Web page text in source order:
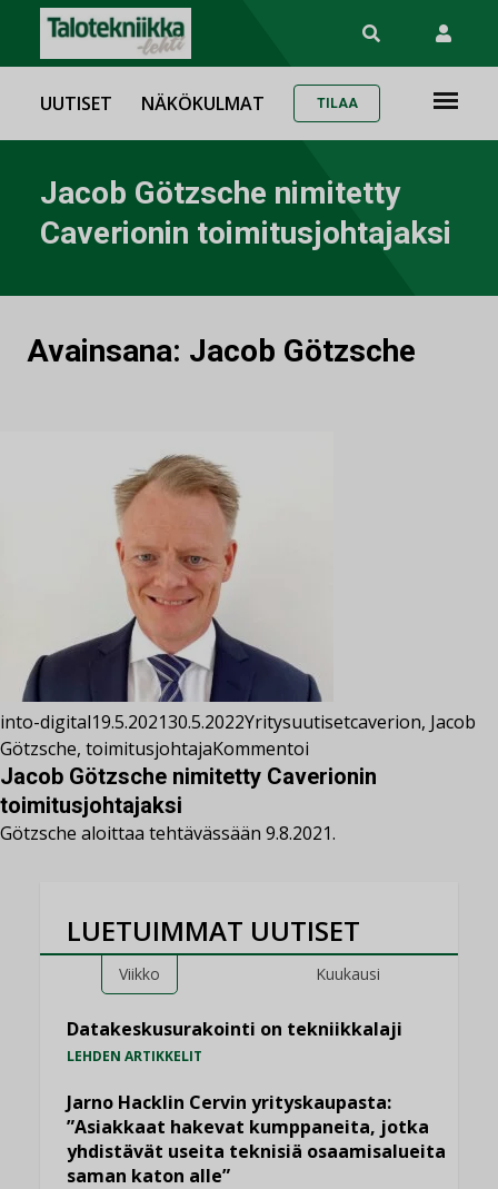
UUTISET NÄKÖKULMAT TILAA
Jacob Götzsche nimitetty
Caverionin toimitusjohtajaksi
Avainsana: Jacob Götzsche
into-digital19.5.202130.5.2022Yritysuutisetcaverion, Jacob
Götzsche, toimitusjohtajaKommentoi
Jacob Götzsche nimitetty Caverionin
toimitusjohtajaksi
Götzsche aloittaa tehtävässään 9.8.2021.
LUETUIMMAT UUTISET
Viikko Kuukausi
Datakeskusurakointi on tekniikkalaji
LEHDEN ARTIKKELIT
Jarno Hacklin Cervin yrityskaupasta:
”Asiakkaat hakevat kumppaneita, jotka
yhdistävät useita teknisiä osaamisalueita
saman katon alle”